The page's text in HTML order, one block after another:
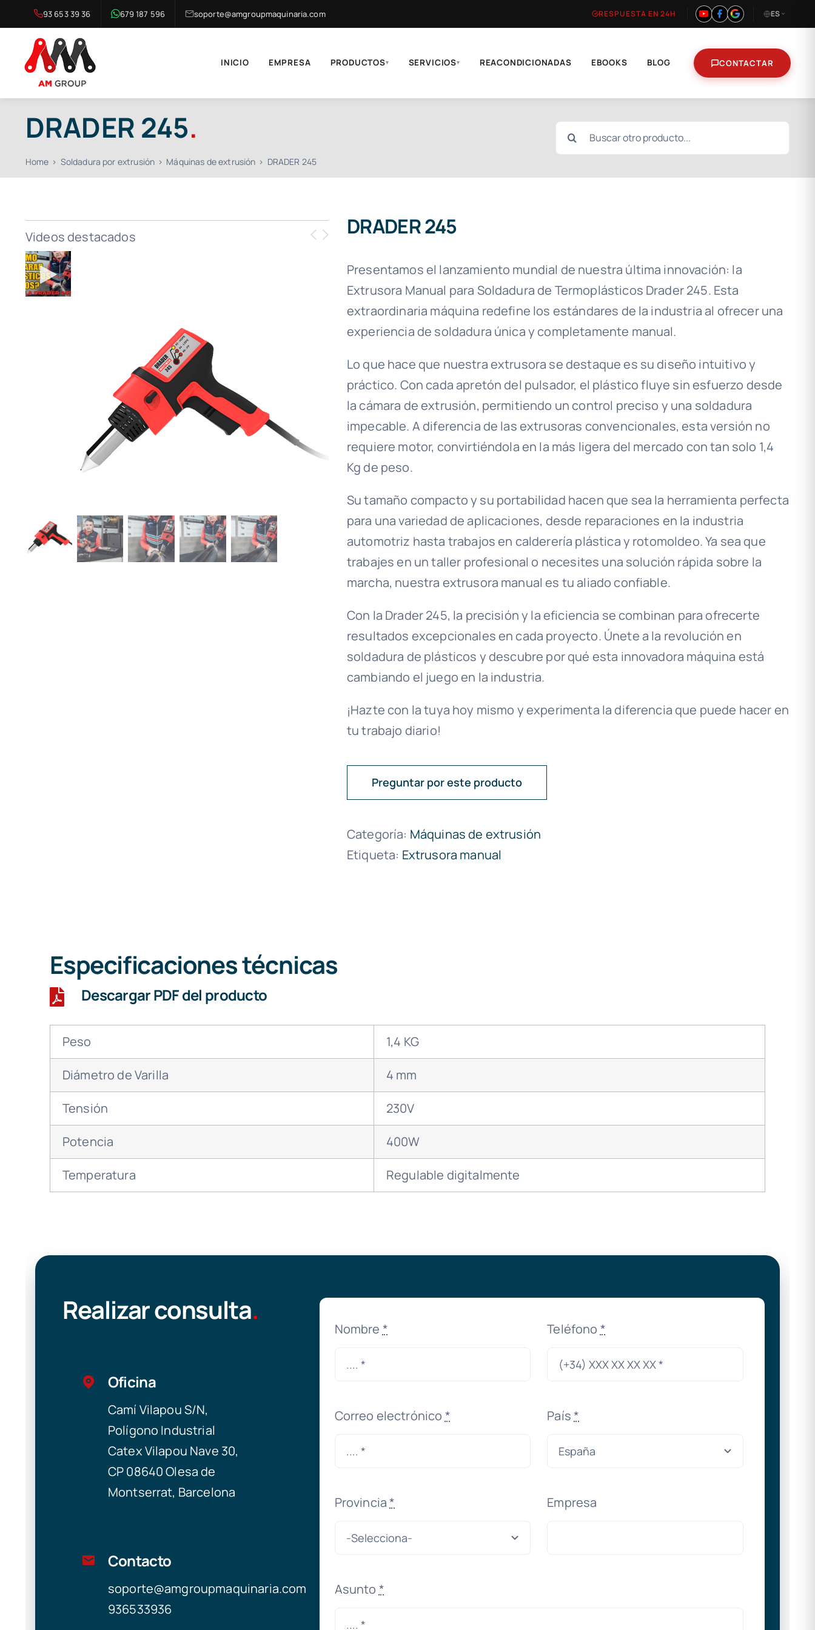
al
contenido
93 653 39 36 679 187 596 soporte@amgroupmaquinaria.com RESPUESTA EN 24H ES
INICIO EMPRESA PRODUCTOS▾ SERVICIOS▾ REACONDICIONADAS EBOOKS BLOG CONTACTAR
DRADER 245.
Home Soldadura por extrusión Máquinas de extrusión DRADER 245
Buscar:
Videos destacados DRADER 245
Presentamos el lanzamiento mundial de nuestra última innovación: la
Extrusora Manual para Soldadura de Termoplásticos Drader 245. Esta
extraordinaria máquina redefine los estándares de la industria al ofrecer una
experiencia de soldadura única y completamente manual.
Lo que hace que nuestra extrusora se destaque es su diseño intuitivo y
práctico. Con cada apretón del pulsador, el plástico fluye sin esfuerzo desde
la cámara de extrusión, permitiendo un control preciso y una soldadura
impecable. A diferencia de las extrusoras convencionales, esta versión no
requiere motor, convirtiéndola en la más ligera del mercado con tan solo 1,4
Kg de peso.
Su tamaño compacto y su portabilidad hacen que sea la herramienta perfecta
para una variedad de aplicaciones, desde reparaciones en la industria
automotriz hasta trabajos en calderería plástica y rotomoldeo. Ya sea que
trabajes en un taller profesional o necesites una solución rápida sobre la
marcha, nuestra extrusora manual es tu aliado confiable.
Con la Drader 245, la precisión y la eficiencia se combinan para ofrecerte
resultados excepcionales en cada proyecto. Únete a la revolución en
soldadura de plásticos y descubre por qué esta innovadora máquina está
cambiando el juego en la industria.
¡Hazte con la tuya hoy mismo y experimenta la diferencia que puede hacer en
tu trabajo diario!
Preguntar por este producto
Categoría: Máquinas de extrusión
Etiqueta: Extrusora manual
Especificaciones técnicas
Descargar PDF del producto
Peso 1,4 KG
Diámetro de Varilla 4 mm
Tensión 230V
Potencia 400W
Temperatura Regulable digitalmente
Realizar consulta.
Oficina
Camí Vilapou S/N,
Polígono Industrial
Catex Vilapou Nave 30,
CP 08640 Olesa de
Montserrat, Barcelona
Contacto
soporte@amgroupmaquinaria.com
936533936
Nombre * Teléfono *
Correo electrónico * País*
Provincia* Empresa
Asunto *